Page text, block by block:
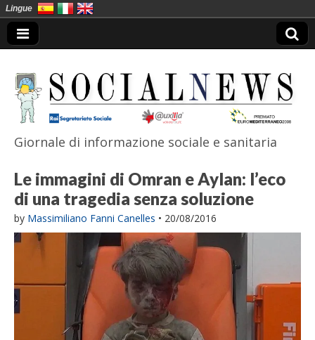
SocialNews
Giornale di informazione sociale e sanitaria
Le immagini di Omran e Aylan: l’eco
di una tragedia senza soluzione
by Massimiliano Fanni Canelles • 20/08/2016
Lingue